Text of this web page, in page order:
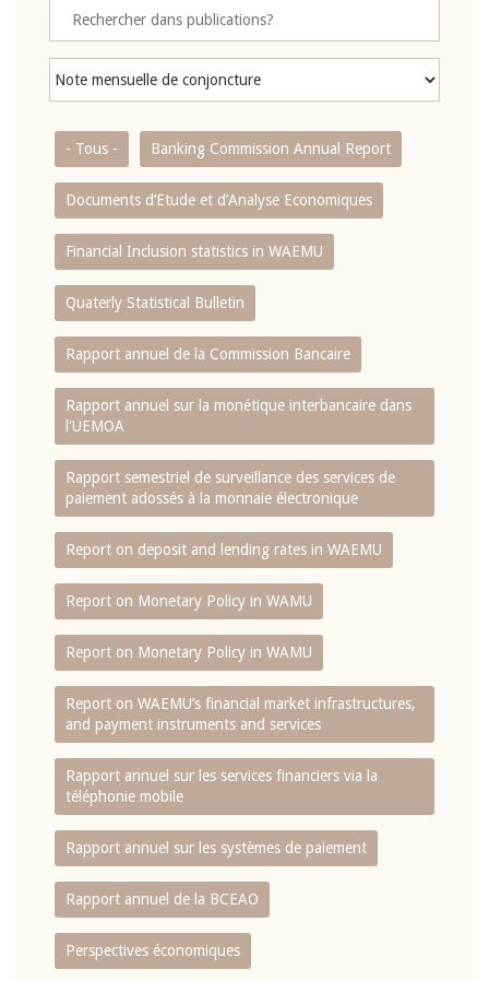
- Tous - Banking Commission Annual Report
Documents d’Etude et d’Analyse Economiques
Financial Inclusion statistics in WAEMU
Quaterly Statistical Bulletin
Rapport annuel de la Commission Bancaire
Rapport annuel sur la monétique interbancaire dans
l'UEMOA
Rapport semestriel de surveillance des services de
paiement adossés à la monnaie électronique
Report on deposit and lending rates in WAEMU
Report on Monetary Policy in WAMU
Report on Monetary Policy in WAMU
Report on WAEMU’s financial market infrastructures,
and payment instruments and services
Rapport annuel sur les services financiers via la
téléphonie mobile
Rapport annuel sur les systèmes de paiement
Rapport annuel de la BCEAO
Perspectives économiques